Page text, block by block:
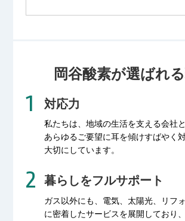
岡谷酸素が選ばれ
対応力
私たちは、地域の生活を支える会社
あらゆるご要望に耳を傾けすばやく
大切にしています。
暮らしをフルサポート
ガス以外にも、電気、太陽光、リフ
に密着したサービスを展開しており